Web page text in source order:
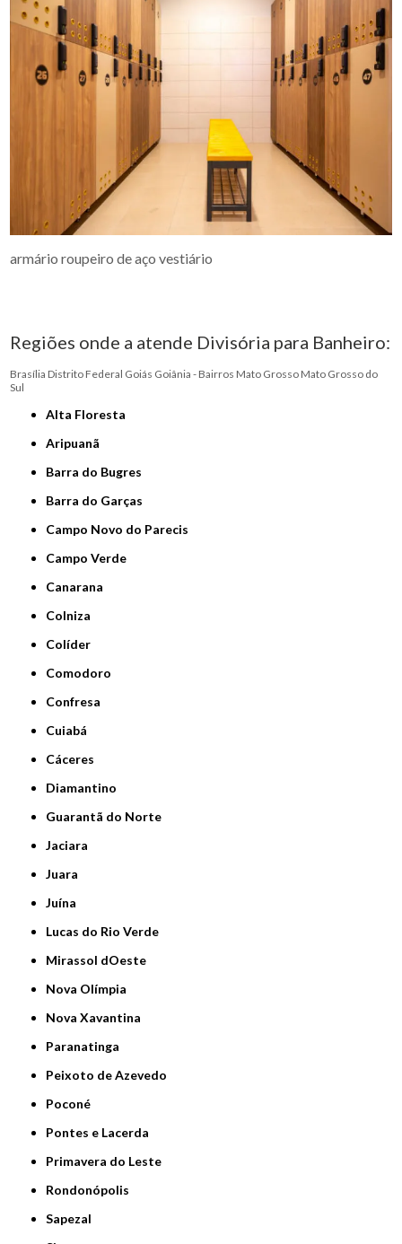
armário roupeiro de aço vestiário
Regiões onde a atende Divisória para Banheiro:
Brasília Distrito Federal Goiás Goiânia - Bairros Mato Grosso Mato Grosso do
Sul
Alta Floresta
Aripuanã
Barra do Bugres
Barra do Garças
Campo Novo do Parecis
Campo Verde
Canarana
Colniza
Colíder
Comodoro
Confresa
Cuiabá
Cáceres
Diamantino
Guarantã do Norte
Jaciara
Juara
Juína
Lucas do Rio Verde
Mirassol dOeste
Nova Olímpia
Nova Xavantina
Paranatinga
Peixoto de Azevedo
Poconé
Pontes e Lacerda
Primavera do Leste
Rondonópolis
Sapezal